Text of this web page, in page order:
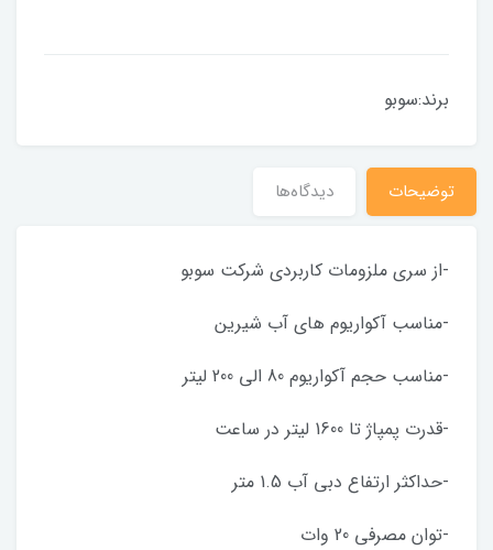
برند:سوبو
توضیحات دیدگاه‌ها
-از سری ملزومات کاربردی شرکت سوبو
-مناسب آکواریوم های آب شیرین
-مناسب حجم آکواریوم 80 الی 200 لیتر
-قدرت پمپاژ تا 1600 لیتر در ساعت
-حداکثر ارتفاع دبی آب 1.5 متر
-توان مصرفی 20 وات